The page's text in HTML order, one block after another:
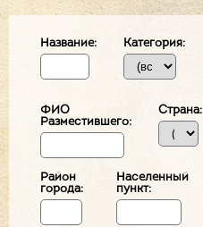
Название: Категория:
ФИО
Разместившего:
Страна:
Район
города:
Населенный
пункт: